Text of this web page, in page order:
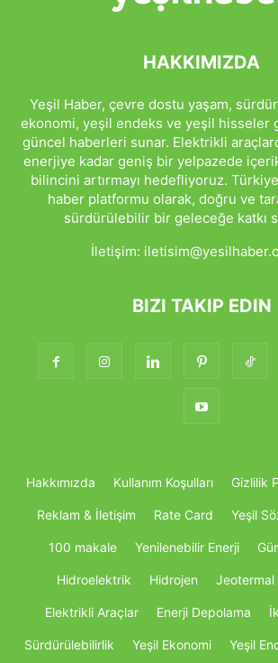
HAKKIMIZDA
Yeşil Haber, çevre dostu yaşam,
ekonomi, yeşil endeks ve yeşil hisseler
güncel haberleri sunar. Elektrikli
enerjiye kadar geniş bir yelpazede
bilincini artırmayı hedefliyoruz.
haber platformu olarak, doğru ve
sürdürülebilir bir geleceğe katkı
İletişim:
BIZI TAKIP EDIN
Hakkımızda Kullanım Koşulları Gizlilik
Reklam & İletişim Rate Card Yeşil
100 makale Yenilenebilir Enerji
Hidroelektrik Hidrojen Jeotermal
Elektrikli Araçlar Enerji Depolama
Sürdürülebilirlik Yeşil Ekonomi Yeşil